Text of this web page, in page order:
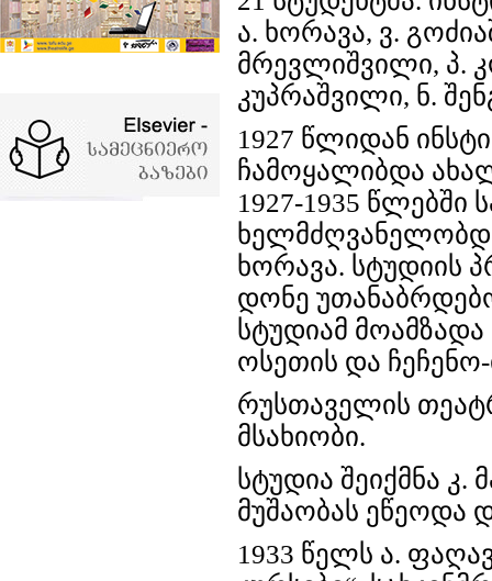
ა. ხორავა, ვ.
მრევლიშვილი, პ.
კუპრაშვილი, ნ.
1927 წლიდან
ჩამოყალიბდა
1927-1935
ხელმძღვანელობდა
ხორავა. სტუდიის
დონე
სტუდიამ
ოსეთის და
რუსთაველის
მსახიობი.
სტუდია შეიქმნა
მუშაობას ეწეოდა
1933 წელს ა.